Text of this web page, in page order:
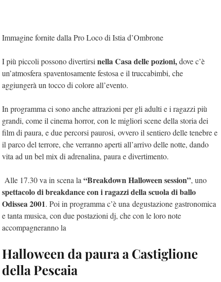
Immagine fornite dalla Pro Loco di Istia d’Ombrone
I più piccoli possono divertirsinella Casa delle pozioni,dove c’è
un’atmosfera spaventosamente festosa e il truccabimbi, che
aggiungerà un tocco di colore all’evento.
In programma ci sono anche attrazioni per gli adulti e i ragazzi più
grandi, come il cinema horror, con le migliori scene della storia dei
film di paura, e due percorsi paurosi, ovvero il sentiero delle tenebre e
il parco del terrore, che verranno aperti all’arrivo delle notte, dando
vita ad un bel mix di adrenalina, paura e divertimento.
Alle 17.30 va in scena la“Breakdown Halloween session”, uno
spettacolo di breakdance con i ragazzi della scuola di ballo
Odissea 2001. Poi in programma c’è una degustazione gastronomica
e tanta musica, con due postazioni dj, che con le loro note
accompagneranno la
Halloween da paura a Castiglione
della Pescaia